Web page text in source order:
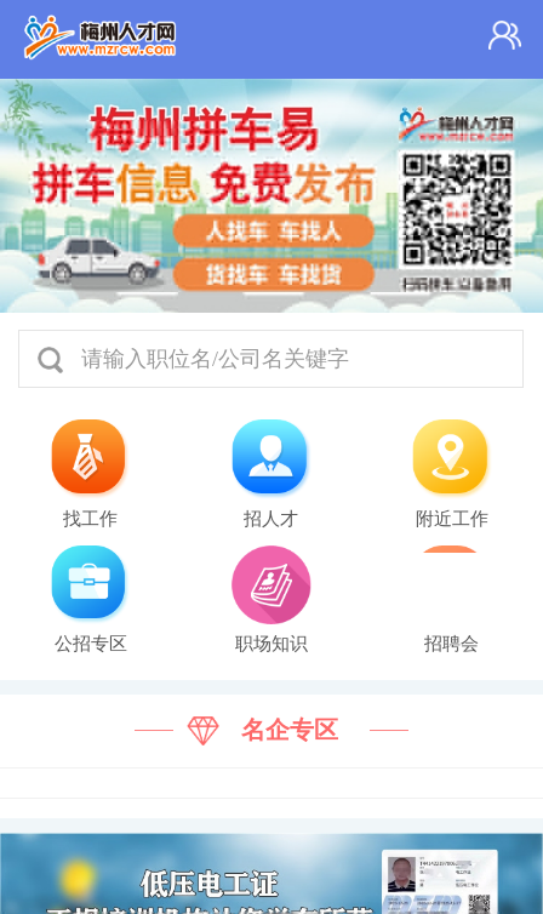
请输入职位名/公司名关键字
找工作 招人才 附近工作
公招专区 职场知识 招聘会
名企专区